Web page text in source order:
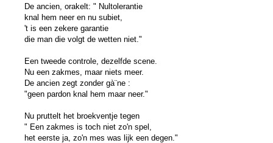
De ancien, orakelt: " Nultolerantie
knal hem neer en nu subiet,
't is een zekere garantie
die man die volgt de wetten niet."
Een tweede controle, dezelfde scene.
Nu een zakmes, maar niets meer.
De ancien zegt zonder gà¨ne :
"geen pardon knal hem maar neer."
Nu pruttelt het broekventje tegen
" Een zakmes is toch niet zo'n spel,
het eerste ja, zo'n mes was lijk een degen."